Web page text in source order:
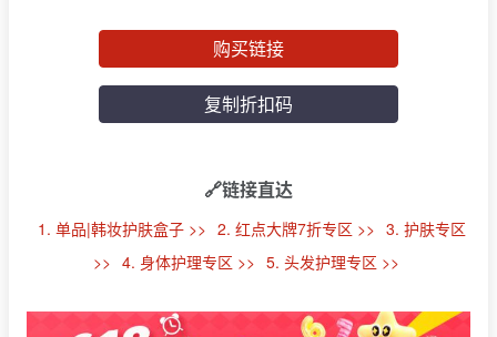
购买链接
复制折扣码
🔗链接直达
1. 单品|韩妆护肤盒子 >> 2. 红点大牌7折专区 >> 3. 护肤专区
>> 4. 身体护理专区 >> 5. 头发护理专区 >>